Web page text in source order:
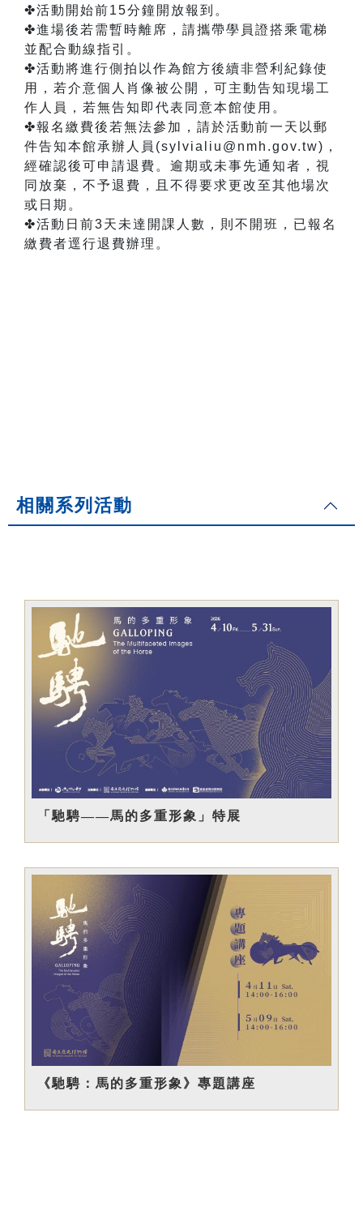
✤活動開始前15分鐘開放報到。
✤進場後若需暫時離席，請攜帶學員證搭乘電梯
並配合動線指引。
✤活動將進行側拍以作為館方後續非營利紀錄使
用，若介意個人肖像被公開，可主動告知現場工
作人員，若無告知即代表同意本館使用。
✤報名繳費後若無法參加，請於活動前一天以郵
件告知本館承辦人員(sylvialiu@nmh.gov.tw)，
經確認後可申請退費。逾期或未事先通知者，視
同放棄，不予退費，且不得要求更改至其他場次
或日期。
✤活動日前3天未達開課人數，則不開班，已報名
繳費者逕行退費辦理。
相關系列活動
「馳騁——馬的多重形象」特展
《馳騁：馬的多重形象》專題講座